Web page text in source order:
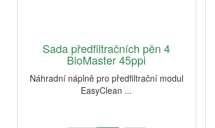
Sada předfiltračních pěn 4
BioMaster 45ppi
Náhradní náplně pro předfiltrační modul
EasyClean ...